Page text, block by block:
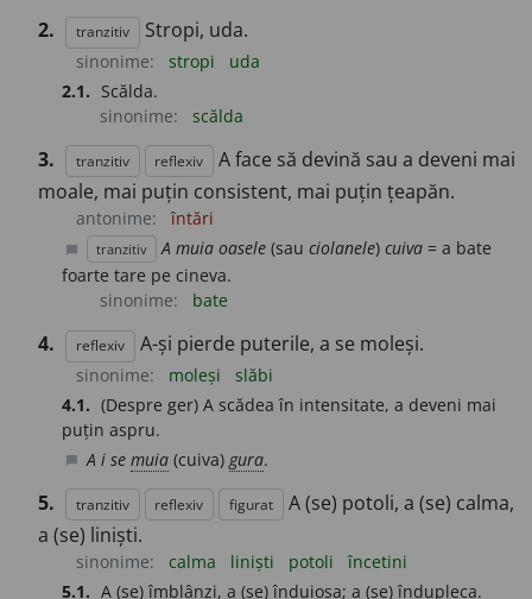
2. tranzitiv Stropi, uda.
sinonime: stropi
uda
2.1. Scălda.
sinonime:
scălda
3. tranzitiv reflexiv
A face să devină sau a deveni mai
moale, mai puțin consistent, mai puțin țeapăn.
antonime: întări
tranzitiv A muia oasele (sau ciolanele) cuiva = a bate
foarte tare pe cineva.
sinonime:
bate
4. reflexiv A-și pierde puterile, a se moleși.
sinonime: moleși
slăbi
4.1. (Despre ger) A scădea în intensitate, a deveni mai
puțin aspru.
chat_bubble A i semuia (cuiva) gura.
5. tranzitiv reflexiv figurat
A (se) potoli, a (se) calma,
a (se) liniști.
sinonime: calma liniști potoli
încetini
5.1. A (se) îmblânzi, a (se) înduioșa; a (se) îndupleca.